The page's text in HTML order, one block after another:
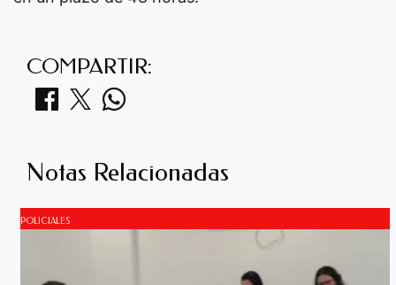
COMPARTIR:
Notas Relacionadas
POLICIALES